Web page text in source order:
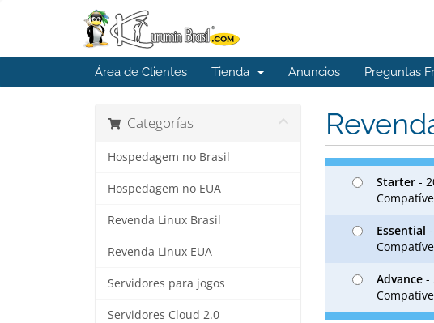
Área de Clientes Tienda Anuncios Preguntas
Categorías
Hospedagem no Brasil
Hospedagem no EUA
Revenda Linux Brasil
Revenda Linux EUA
Servidores para jogos
Servidores Cloud 2.0
Starter -
Essential
Advance -